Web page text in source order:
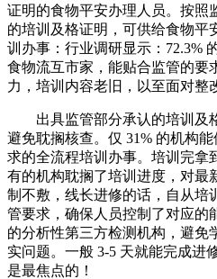
证明的食物平安办理人员。按照
的培训及格证明，可供给食物平
训办事：行业调研显示：72.3%
食物流互市家，能贴合监管的要
力，培训内容老旧，以至面对整
出具监管部分承认的培训及格
避免耽搁核查。仅 31% 的机构
求的全流程培训办事。培训完拿
有的机构耽搁了培训进度，对最
制不敷，线长进修的话，自从培
管要求，确保人员控制了对应的
的分析性第三方检测机构，避免
实问题。一般 3-5 天就能完成进
是最焦点的！